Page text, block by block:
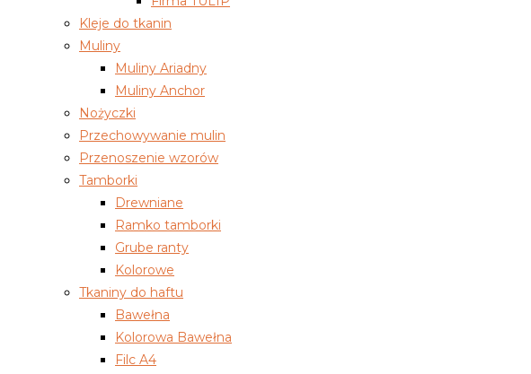
Kleje do tkanin
Muliny
Muliny Ariadny
Muliny Anchor
Nożyczki
Przechowywanie mulin
Przenoszenie wzorów
Tamborki
Drewniane
Ramko tamborki
Grube ranty
Kolorowe
Tkaniny do haftu
Bawełna
Kolorowa Bawełna
Filc A4